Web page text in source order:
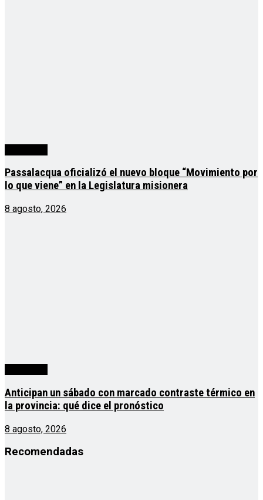
Passalacqua oficializó el nuevo bloque “Movimiento por
lo que viene” en la Legislatura misionera
8 agosto, 2026
Anticipan un sábado con marcado contraste térmico en
la provincia: qué dice el pronóstico
8 agosto, 2026
Recomendadas